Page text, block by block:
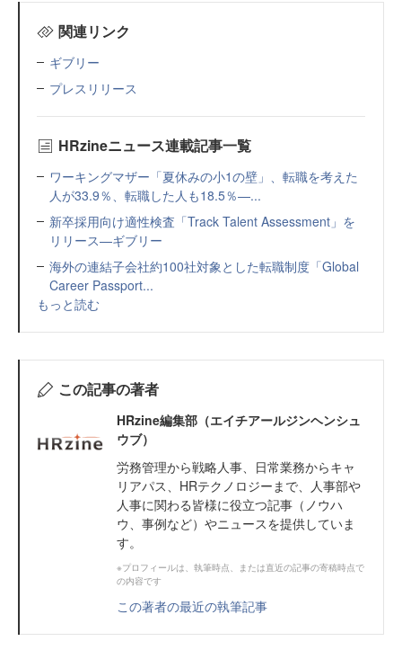
関連リンク
ギブリー
プレスリリース
HRzineニュース連載記事一覧
ワーキングマザー「夏休みの小1の壁」、転職を考えた
人が33.9％、転職した人も18.5％—...
新卒採用向け適性検査「Track Talent Assessment」を
リリース—ギブリー
海外の連結子会社約100社対象とした転職制度「Global
Career Passport...
もっと読む
この記事の著者
HRzine編集部（エイチアールジンヘンシュ
ウブ）
労務管理から戦略人事、日常業務からキャ
リアパス、HRテクノロジーまで、人事部や
人事に関わる皆様に役立つ記事（ノウハ
ウ、事例など）やニュースを提供していま
す。
※プロフィールは、執筆時点、または直近の記事の寄稿時点で
の内容です
この著者の最近の執筆記事